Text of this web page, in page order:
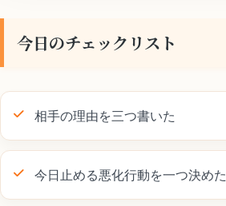
今日のチェックリスト
相手の理由を三つ書いた
今日止める悪化行動を一つ決めた